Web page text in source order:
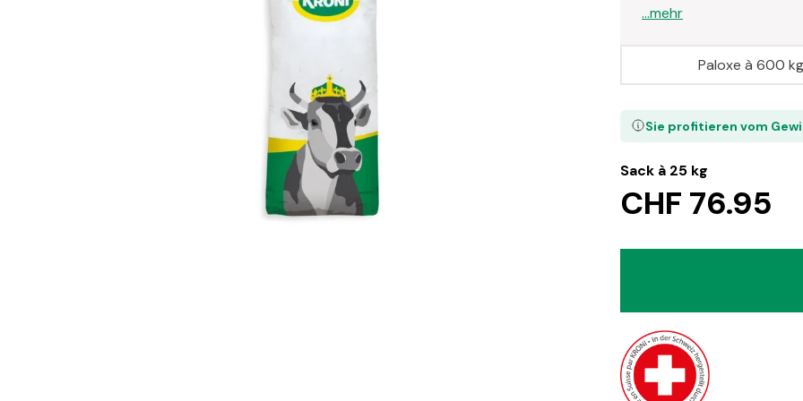
...mehr
Sack à 25 kg
CHF 76.95
Sie profitieren vom
Paloxe à 600 kg